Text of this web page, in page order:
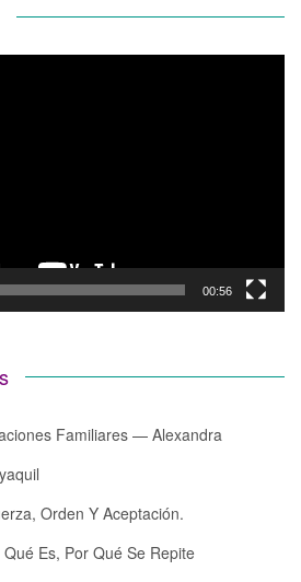
00:56
Familiares — Alexandra
Orden Y Aceptación.
Es, Por Qué Se Repite